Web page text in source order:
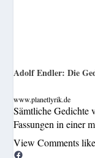
Adolf Endler: Die
www.planetlyrik.de
Sämtliche Gedichte
Fassungen in einer
View Comments